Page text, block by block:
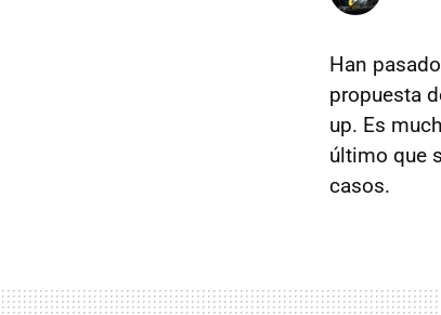
Han pasado
propuesta
up. Es
último que
casos.